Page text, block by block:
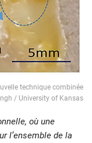
technique combinée
/ University of Kansas
où une
l’ensemble de la